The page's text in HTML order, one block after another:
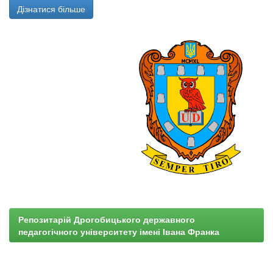
Дізнатися більше
Репозитарій Дрогобицького державного
педагогічного університету імені Івана Франка